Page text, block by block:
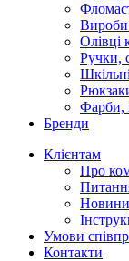
Вироби
Олівці
Ручки,
Фарби,
Бренди
Клієнтам
Про
Новини
Умови
Контакти